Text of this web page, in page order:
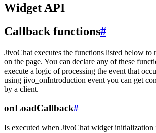
Widget API
Callback functions#
JivoChat executes the functions listed below to
on the page. You can declare any of these
execute a logic of processing the event that
using jivo_onIntroduction event you can get
by a client.
onLoadCallback#
Is executed when JivoChat widget initialization